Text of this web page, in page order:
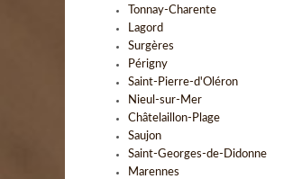
Tonnay-Charente
Lagord
Surgères
Périgny
Saint-Pierre-d'Oléron
Nieul-sur-Mer
Châtelaillon-Plage
Saujon
Saint-Georges-de-Didonne
Marennes